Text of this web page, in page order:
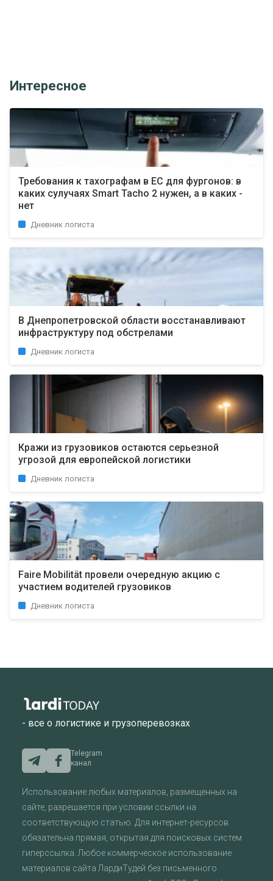
Интересное
Требования к тахографам в ЕС для фургонов: в
каких сулучаях Smart Tacho 2 нужен, а в каких -
нет
Дневник логиста
В Днепропетровской области восстанавливают
инфраструктуру под обстрелами
Дневник логиста
Кражи из грузовиков остаются серьезной
угрозой для европейской логистики
Дневник логиста
Faire Mobilität провели очередную акцию с
участием водителей грузовиков
Дневник логиста
- все о логистике и грузоперевозках
Telegram
канал
Использование любых материалов, размещенных на
сайте, разрешается при условии ссылки на
соответствующую статью. Для интернет-ресурсов
обязательна прямая, открытая для поисковых систем
гиперссылка. Любое коммерческое использование
материалов сайта ЛардиТудей без письменного